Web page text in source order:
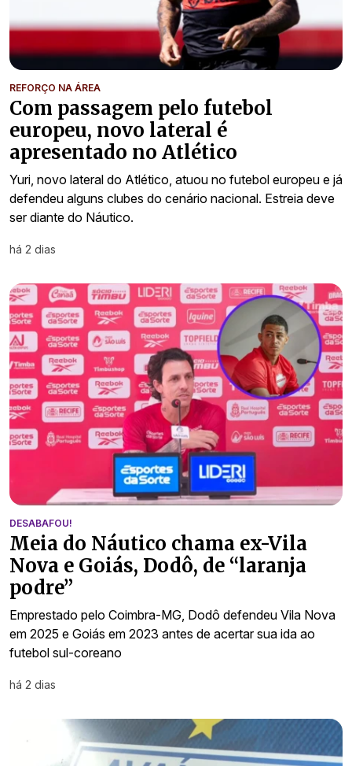
REFORÇO NA ÁREA
Com passagem pelo futebol
europeu, novo lateral é
apresentado no Atlético
Yuri, novo lateral do Atlético, atuou no futebol europeu e já
defendeu alguns clubes do cenário nacional. Estreia deve
ser diante do Náutico.
há 2 dias
DESABAFOU!
Meia do Náutico chama ex-Vila
Nova e Goiás, Dodô, de “laranja
podre”
Emprestado pelo Coimbra-MG, Dodô defendeu Vila Nova
em 2025 e Goiás em 2023 antes de acertar sua ida ao
futebol sul-coreano
há 2 dias